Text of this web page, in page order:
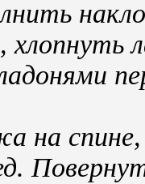
на